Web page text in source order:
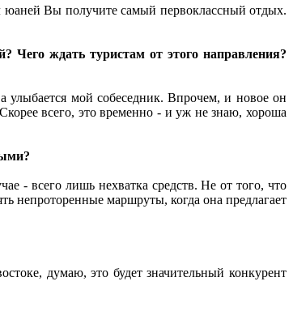
юаней Вы получите самый первоклассный отдых.
Чего ждать туристам от этого направления?
улыбается мой собеседник. Впрочем, и новое он
всего, это временно - и уж не знаю, хороша
- всего лишь нехватка средств. Не от того, что
непроторенные маршруты, когда она предлагает
думаю, это будет значительный конкурент